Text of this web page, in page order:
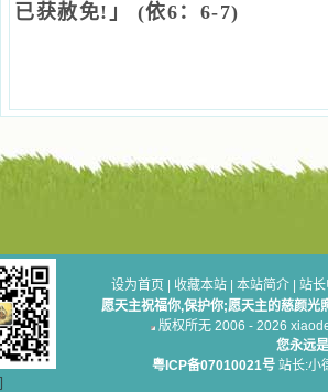
已获赦免!」 (依6：6-7)
设为首页 收藏本站 本站简介 站长
愿天主祝福你,保护你;愿天主的慈颜光
版权所无 2006 - 2026
您永远
粤ICP备07010021号 站长:小